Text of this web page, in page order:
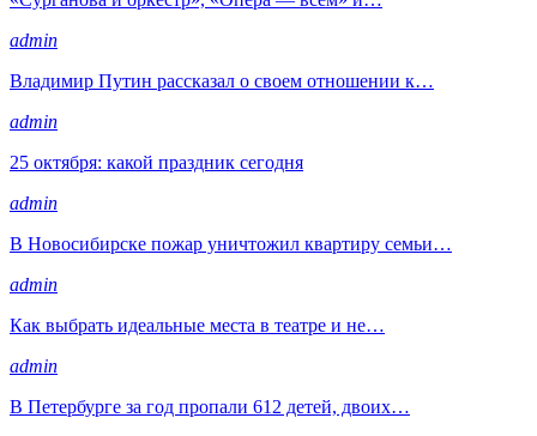
admin
Владимир Путин рассказал о своем отношении к…
admin
25 октября: какой праздник сегодня
admin
В Новосибирске пожар уничтожил квартиру семьи…
admin
Как выбрать идеальные места в театре и не…
admin
В Петербурге за год пропали 612 детей, двоих…